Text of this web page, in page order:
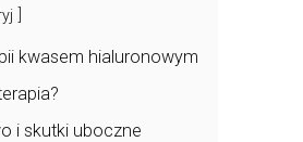
kwasem hialuronowym
i skutki uboczne